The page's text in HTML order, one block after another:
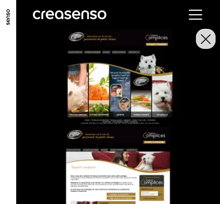
ALLER AU CONTENU PRINCIPAL
ALLER AU MENU PRINCIPAL
ALLER EN BAS DE PAGE